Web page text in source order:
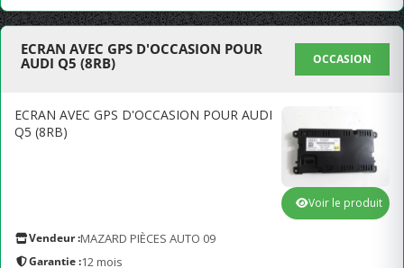
ECRAN AVEC GPS D'OCCASION POUR
AUDI Q5 (8RB)
OCCASION
ECRAN AVEC GPS D'OCCASION POUR AUDI
Q5 (8RB)
Vendeur :MAZARD PIÈCES AUTO 09
Garantie :12 mois
Voir le produit